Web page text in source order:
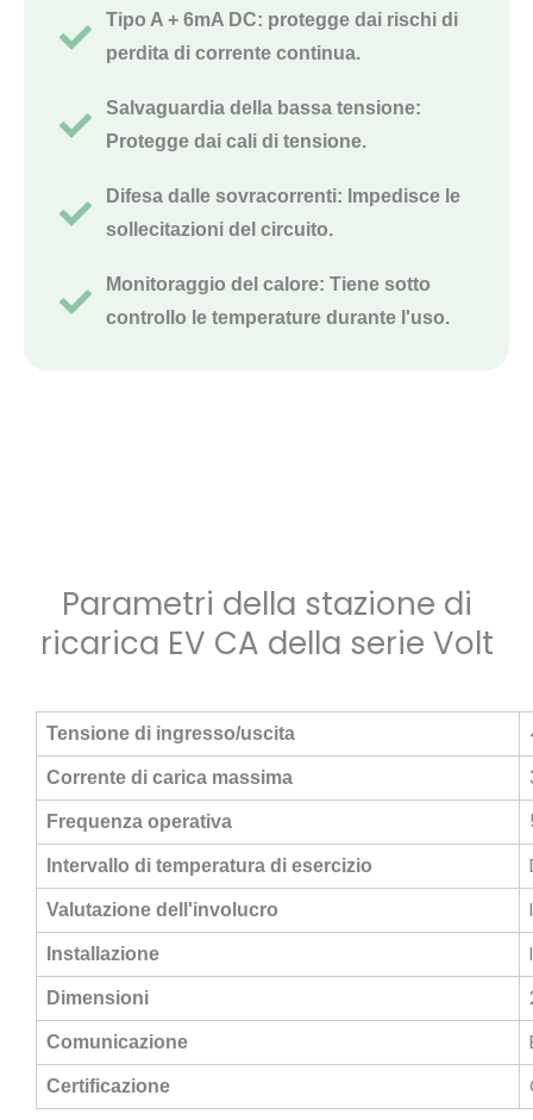
Tipo A + 6mA DC: protegge dai rischi di
perdita di corrente continua.
Salvaguardia della bassa tensione:
Protegge dai cali di tensione.
Difesa dalle sovracorrenti: Impedisce le
sollecitazioni del circuito.
Monitoraggio del calore: Tiene sotto
controllo le temperature durante l'uso.
Parametri della stazione di
ricarica EV CA della serie Volt
Tensione di ingresso/uscita
Corrente di carica massima
Frequenza operativa
Intervallo di temperatura di esercizio
Valutazione dell'involucro
Installazione
Dimensioni
Comunicazione
Certificazione